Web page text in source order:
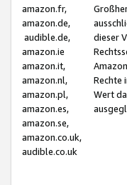
amazon.fr,
amazon.de,
audible.de,
amazon.ie
amazon.it,
amazon.nl,
amazon.pl,
amazon.es,
amazon.se,
amazon.co.uk,
audible.co.uk
dieser
Rechte
Wert